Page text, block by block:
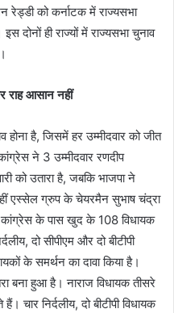
रेड्डी को कर्नाटक में राज्यसभा
दोनों ही राज्यों में राज्यसभा चुनाव
राह आसान नहीं
होना है, जिसमें हर उम्मीदवार को जीत
ने 3 उम्मीदवार रणदीप
को उतारा है, जबकि भाजपा ने
वहीं एस्सेल ग्रुप के चेयरमैन सुभाष चंद्रा
कांग्रेस के पास खुद के 108 विधायक
दो सीपीएम और दो बीटीपी
के समर्थन का दावा किया है।
हुआ है। नाराज विधायक तीसरे
चार निर्दलीय, दो बीटीपी विधायक